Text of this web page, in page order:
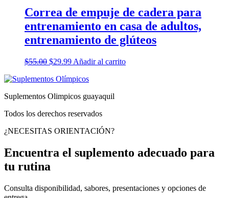
Correa de empuje de cadera para
entrenamiento en casa de adultos,
entrenamiento de glúteos
$55.00 Original
was:
$29.99Current
is:
Añadir al carrito
Suplementos Olimpicos guayaquil
Todos los derechos reservados
¿NECESITAS ORIENTACIÓN?
Encuentra el suplemento adecuado para
tu rutina
Consulta disponibilidad, sabores, presentaciones y opciones de